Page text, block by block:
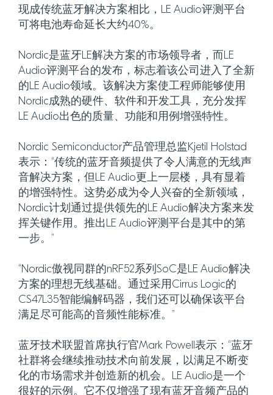
现成传统蓝牙解决方案相比，LE Audio评测平台
可将电池寿命延长大约40%。
Nordic是蓝牙LE解决方案的市场领导者，而LE
Audio评测平台的发布，标志着该公司进入了全新
的LE Audio领域。该解决方案使工程师能够使用
Nordic成熟的硬件、软件和开发工具，充分发挥
LE Audio出色的质量、功能和用例增强特性。
Nordic Semiconductor产品管理总监Kjetil Holstad
表示：“传统的蓝牙音频提供了令人满意的无线声
音解决方案，但LE Audio更上一层楼，具有显着
的增强特性。这势必成为令人兴奋的全新领域，
Nordic计划通过提供领先的LE Audio解决方案来发
挥关键作用。推出LE Audio评测平台是其中的第
一步。”
“Nordic傲视同群的nRF52系列SoC是LE Audio解决
方案的理想无线基础。通过采用Cirrus Logic的
CS47L35智能编解码器，我们还可以确保该平台
满足尽可能高的音频性能标准。”
蓝牙技术联盟首席执行官Mark Powell表示：“蓝牙
社群将会继续推动技术向前发展，以满足不断变
化的市场需求并创造新的机会。LE Audio是一个
很好的示例。它不仅增强了现有蓝牙音频产品的